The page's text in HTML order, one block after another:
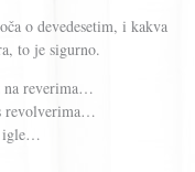
o devedesetim, i kakva
to je sigurno.
na reverima…
revolverima…
igle…